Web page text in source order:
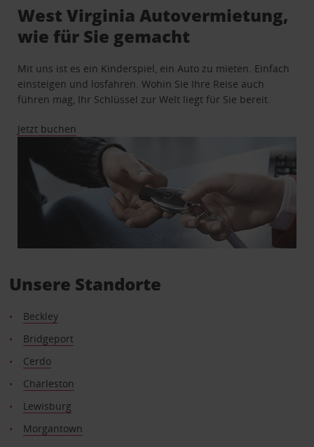
West Virginia Autovermietung,
wie für Sie gemacht
Mit uns ist es ein Kinderspiel, ein Auto zu mieten. Einfach
einsteigen und losfahren. Wohin Sie Ihre Reise auch
führen mag, Ihr Schlüssel zur Welt liegt für Sie bereit.
Jetzt buchen
Unsere Standorte
Beckley
Bridgeport
Cerdo
Charleston
Lewisburg
Morgantown